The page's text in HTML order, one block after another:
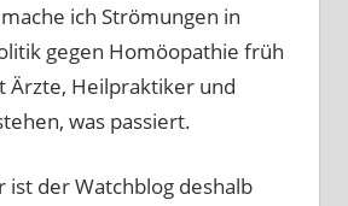
ich Strömungen in
gegen Homöopathie früh
Ärzte, Heilpraktiker und
was passiert.
ist der Watchblog deshalb